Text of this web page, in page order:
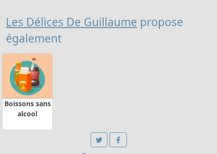
Les Délices De Guillaume propose
également
Boissons sans
alcool